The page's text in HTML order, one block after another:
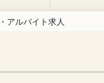
アルバイト求人